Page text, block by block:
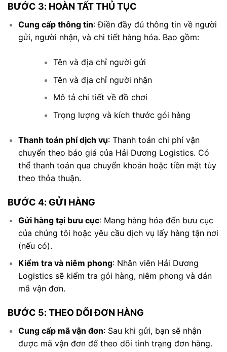
BƯỚC 3: HOÀN TẤT THỦ TỤC
Cung cấp thông tin: Điền đầy đủ thông tin về người
gửi, người nhận, và chi tiết hàng hóa. Bao gồm:
Tên và địa chỉ người gửi
Tên và địa chỉ người nhận
Mô tả chi tiết về đồ chơi
Trọng lượng và kích thước gói hàng
Thanh toán phí dịch vụ: Thanh toán chi phí vận
chuyển theo báo giá của Hải Dương Logistics. Có
thể thanh toán qua chuyển khoản hoặc tiền mặt tùy
theo thỏa thuận.
BƯỚC 4: GỬI HÀNG
Gửi hàng tại bưu cục: Mang hàng hóa đến bưu cục
của chúng tôi hoặc yêu cầu dịch vụ lấy hàng tận nơi
(nếu có).
Kiểm tra và niêm phong: Nhân viên Hải Dương
Logistics sẽ kiểm tra gói hàng, niêm phong và dán
mã vận đơn.
BƯỚC 5: THEO DÕI ĐƠN HÀNG
Cung cấp mã vận đơn: Sau khi gửi, bạn sẽ nhận
được mã vận đơn để theo dõi tình trạng đơn hàng.